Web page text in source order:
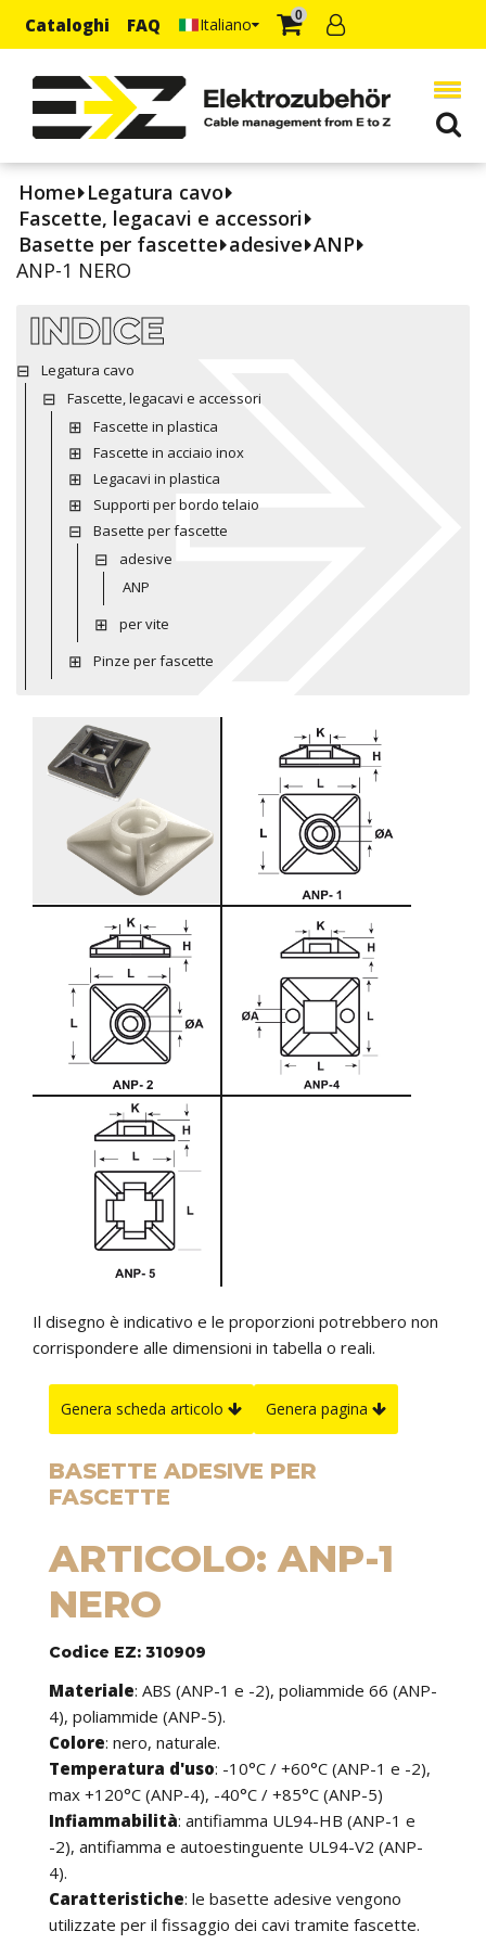
Cataloghi FAQ Italiano 0
Home Legatura cavo
Fascette, legacavi e accessori
Basette per fascette adesive ANP
ANP-1 NERO
INDICE
Legatura cavo
Fascette, legacavi e accessori
Fascette in plastica
Fascette in acciaio inox
Legacavi in plastica
Supporti per bordo telaio
Basette per fascette
adesive
ANP
per vite
Pinze per fascette
Il disegno è indicativo e le proporzioni potrebbero non
corrispondere alle dimensioni in tabella o reali.
Genera scheda articolo Genera pagina
BASETTE ADESIVE PER
FASCETTE
ARTICOLO: ANP-1
NERO
Codice EZ: 310909
Materiale: ABS (ANP-1 e -2), poliammide 66 (ANP-
4), poliammide (ANP-5).
Colore: nero, naturale.
Temperatura d'uso: -10°C / +60°C (ANP-1 e -2),
max +120°C (ANP-4), -40°C / +85°C (ANP-5)
Infiammabilità: antifiamma UL94-HB (ANP-1 e
-2), antifiamma e autoestinguente UL94-V2 (ANP-
4).
Caratteristiche: le basette adesive vengono
utilizzate per il fissaggio dei cavi tramite fascette.